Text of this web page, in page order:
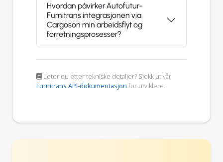
Hvordan påvirker Autofutur-
Furnitrans integrasjonen via
Cargoson min arbeidsflyt og
forretningsprosesser?
Leter du etter tekniske detaljer? Sjekk ut vår
Furnitrans API-dokumentasjon for utviklere.